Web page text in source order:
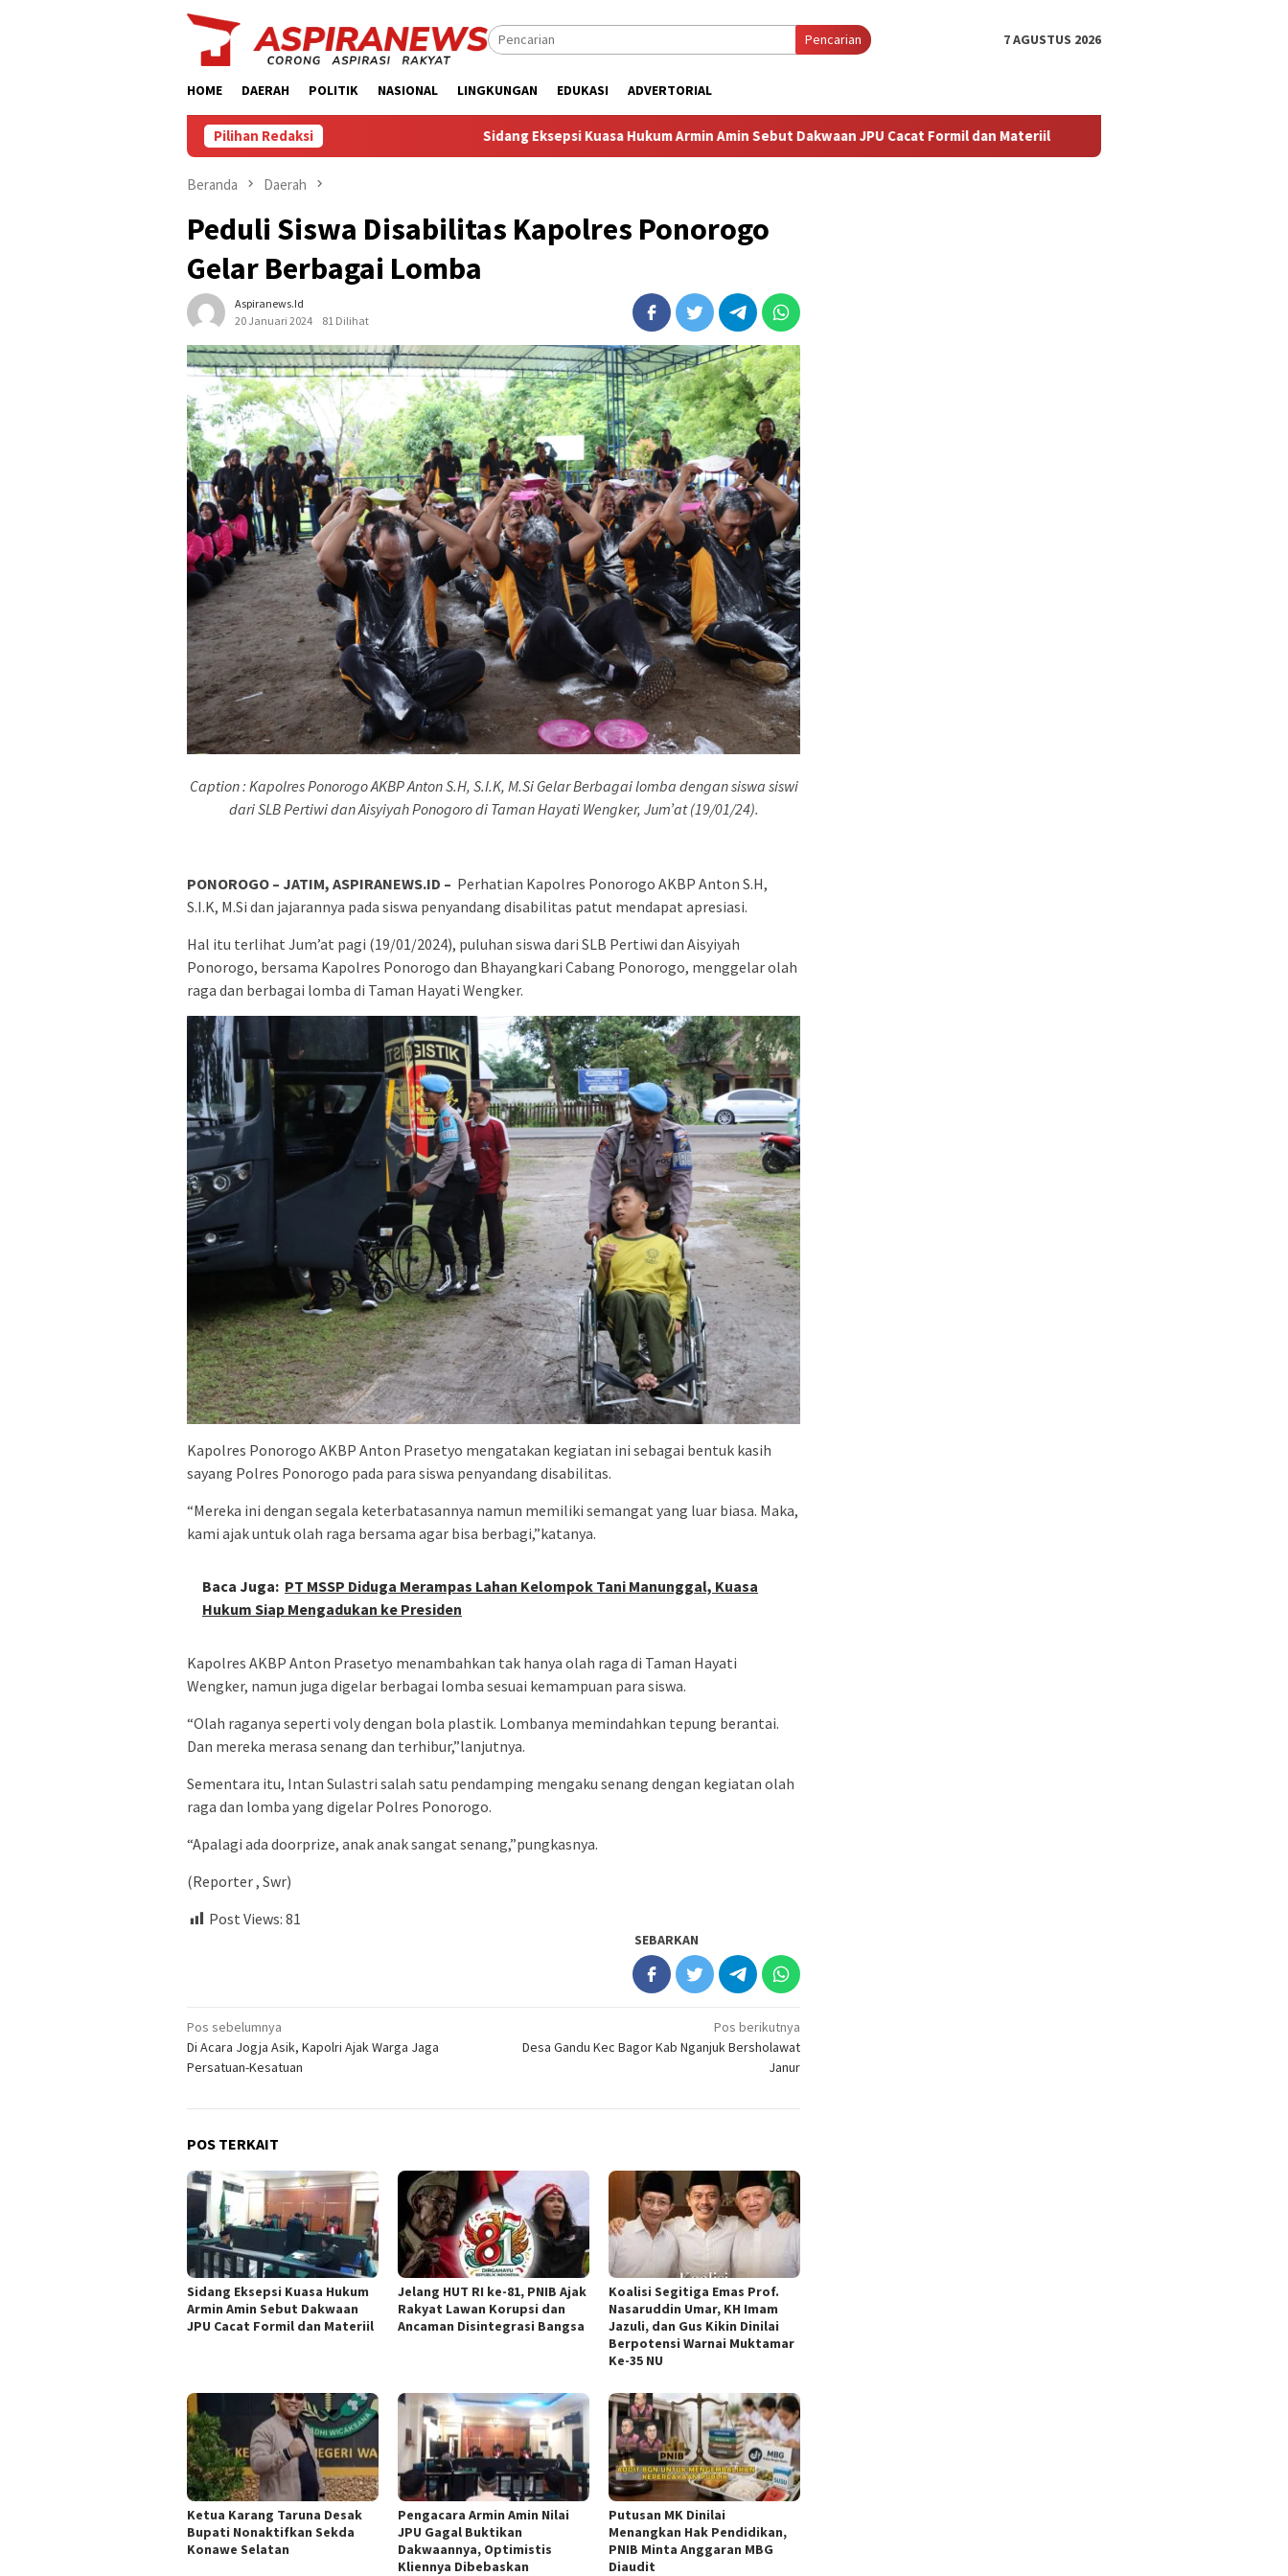
Pencarian 7 AGUSTUS 2026
HOME DAERAH POLITIK NASIONAL LINGKUNGAN EDUKASI ADVERTORIAL
Pilihan Redaksi ‎Sidang Eksepsi Kuasa Hukum Armin Amin Sebut Dakwaan JPU Cacat Formil dan Materiil ‎Pengacara Armin Amin Nilai JPU Gagal
Beranda Daerah
Peduli Siswa Disabilitas Kapolres Ponorogo
Gelar Berbagai Lomba
Aspiranews.id
20 Januari 2024
81 Dilihat
Caption : Kapolres Ponorogo AKBP Anton S.H, S.I.K, M.Si Gelar Berbagai lomba dengan siswa siswi
dari SLB Pertiwi dan Aisyiyah Ponogoro di Taman Hayati Wengker, Jum’at (19/01/24).
PONOROGO – JATIM, ASPIRANEWS.ID – Perhatian Kapolres Ponorogo AKBP Anton S.H,
S.I.K, M.Si dan jajarannya pada siswa penyandang disabilitas patut mendapat apresiasi.
Hal itu terlihat Jum’at pagi (19/01/2024), puluhan siswa dari SLB Pertiwi dan Aisyiyah
Ponorogo, bersama Kapolres Ponorogo dan Bhayangkari Cabang Ponorogo, menggelar olah
raga dan berbagai lomba di Taman Hayati Wengker.
Kapolres Ponorogo AKBP Anton Prasetyo mengatakan kegiatan ini sebagai bentuk kasih
sayang Polres Ponorogo pada para siswa penyandang disabilitas.
“Mereka ini dengan segala keterbatasannya namun memiliki semangat yang luar biasa. Maka,
kami ajak untuk olah raga bersama agar bisa berbagi,”katanya.
Baca Juga: PT MSSP Diduga Merampas Lahan Kelompok Tani Manunggal, Kuasa
Hukum Siap Mengadukan ke Presiden
Kapolres AKBP Anton Prasetyo menambahkan tak hanya olah raga di Taman Hayati
Wengker, namun juga digelar berbagai lomba sesuai kemampuan para siswa.
“Olah raganya seperti voly dengan bola plastik. Lombanya memindahkan tepung berantai.
Dan mereka merasa senang dan terhibur,”lanjutnya.
Sementara itu, Intan Sulastri salah satu pendamping mengaku senang dengan kegiatan olah
raga dan lomba yang digelar Polres Ponorogo.
“Apalagi ada doorprize, anak anak sangat senang,”pungkasnya.
(Reporter , Swr)
Post Views: 81
SEBARKAN
Navigasi
pos
Pos sebelumnya
Di Acara Jogja Asik, Kapolri Ajak Warga Jaga
Persatuan-Kesatuan
Pos berikutnya
Desa Gandu Kec Bagor Kab Nganjuk Bersholawat
Janur
POS TERKAIT
‎Sidang Eksepsi Kuasa Hukum
Armin Amin Sebut Dakwaan
JPU Cacat Formil dan Materiil
Jelang HUT RI ke-81, PNIB Ajak
Rakyat Lawan Korupsi dan
Ancaman Disintegrasi Bangsa
Koalisi Segitiga Emas Prof.
Nasaruddin Umar, KH Imam
Jazuli, dan Gus Kikin Dinilai
Berpotensi Warnai Muktamar
Ke-35 NU
Ketua ‎Karang Taruna Desak
Bupati Nonaktifkan Sekda
Konawe Selatan
‎Pengacara Armin Amin Nilai
JPU Gagal Buktikan
Dakwaannya, Optimistis
Kliennya Dibebaskan
Putusan MK Dinilai
Menangkan Hak Pendidikan,
PNIB Minta Anggaran MBG
Diaudit